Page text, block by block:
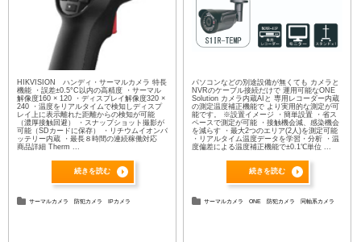
HIKVISION ハンディ・サーマルカメラ 特長
機能 ・誤差±0.5°C以内の高精度 ・サーマル
解像度160 × 120 ・ディスプレイ解像度320 ×
240 ・温度をリアルタイムで検知しディスプ
レイ上に表示離れた距離からの検知が可能
（濃厚接触回避） ・スナップショット撮影が
可能（SDカードに保存） ・リチウムイオンバ
ッテリー内蔵 ・最長８時間の連続稼働対応
商品詳細 Therm ...
続きを読む
サーマルカメラ 防犯カメラ IPカメラ
パソコンなどの別途設備が無くても カメラと
NVRのケーブル接続だけで 運用可能なONE
Solution カメラ内蔵AIと 専用レコーダー内蔵
の測定温度補正機能で より実用的な測定が可
能です。 ※設置イメージ ・簡単設置 ・省ス
ペースで測定が可能 ・接触機会減、感染機会
を減らす ・最大2つのエリア(2人)を測定可能
・リアルタイム温度データを学習・分析 ・温
度偏差による温度補正機能で±0.1℃単位 ...
続きを読む
サーマルカメラ ONE 防犯カメラ 同軸系カメラ